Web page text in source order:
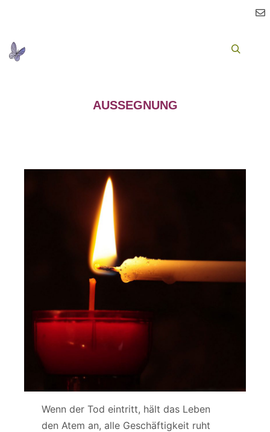
AUSSEGNUNG
Wenn der Tod eintritt, hält das Leben
den Atem an, alle Geschäftigkeit ruht